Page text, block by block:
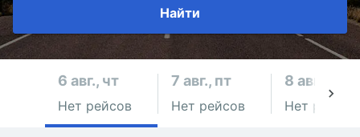
Найти
6 авг., чт
Нет рейсов
7 авг., пт
Нет рейсов
8 авг., сб
Нет рейсов